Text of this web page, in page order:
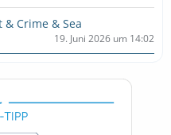
& Crime & Sea
19. Juni 2026 um 14:02